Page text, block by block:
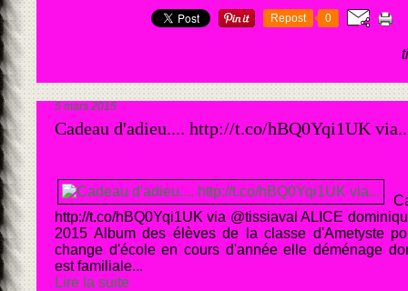
Repost 0
5 mars 2015
Cadeau d'adieu.... http://t.co/hBQ0Yqi1UK
http://t.co/hBQ0Yqi1UK via @tissiaval ALICE
2015 Album des élèves de la classe d'Ametyste
change d'école en cours d'année elle déménage
est familiale...
Lire la suite